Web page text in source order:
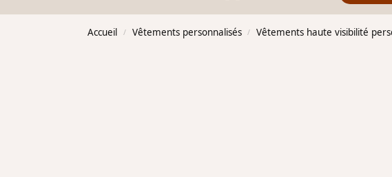
Accueil / Vêtements personnalisés / Vêtements haute visibilité